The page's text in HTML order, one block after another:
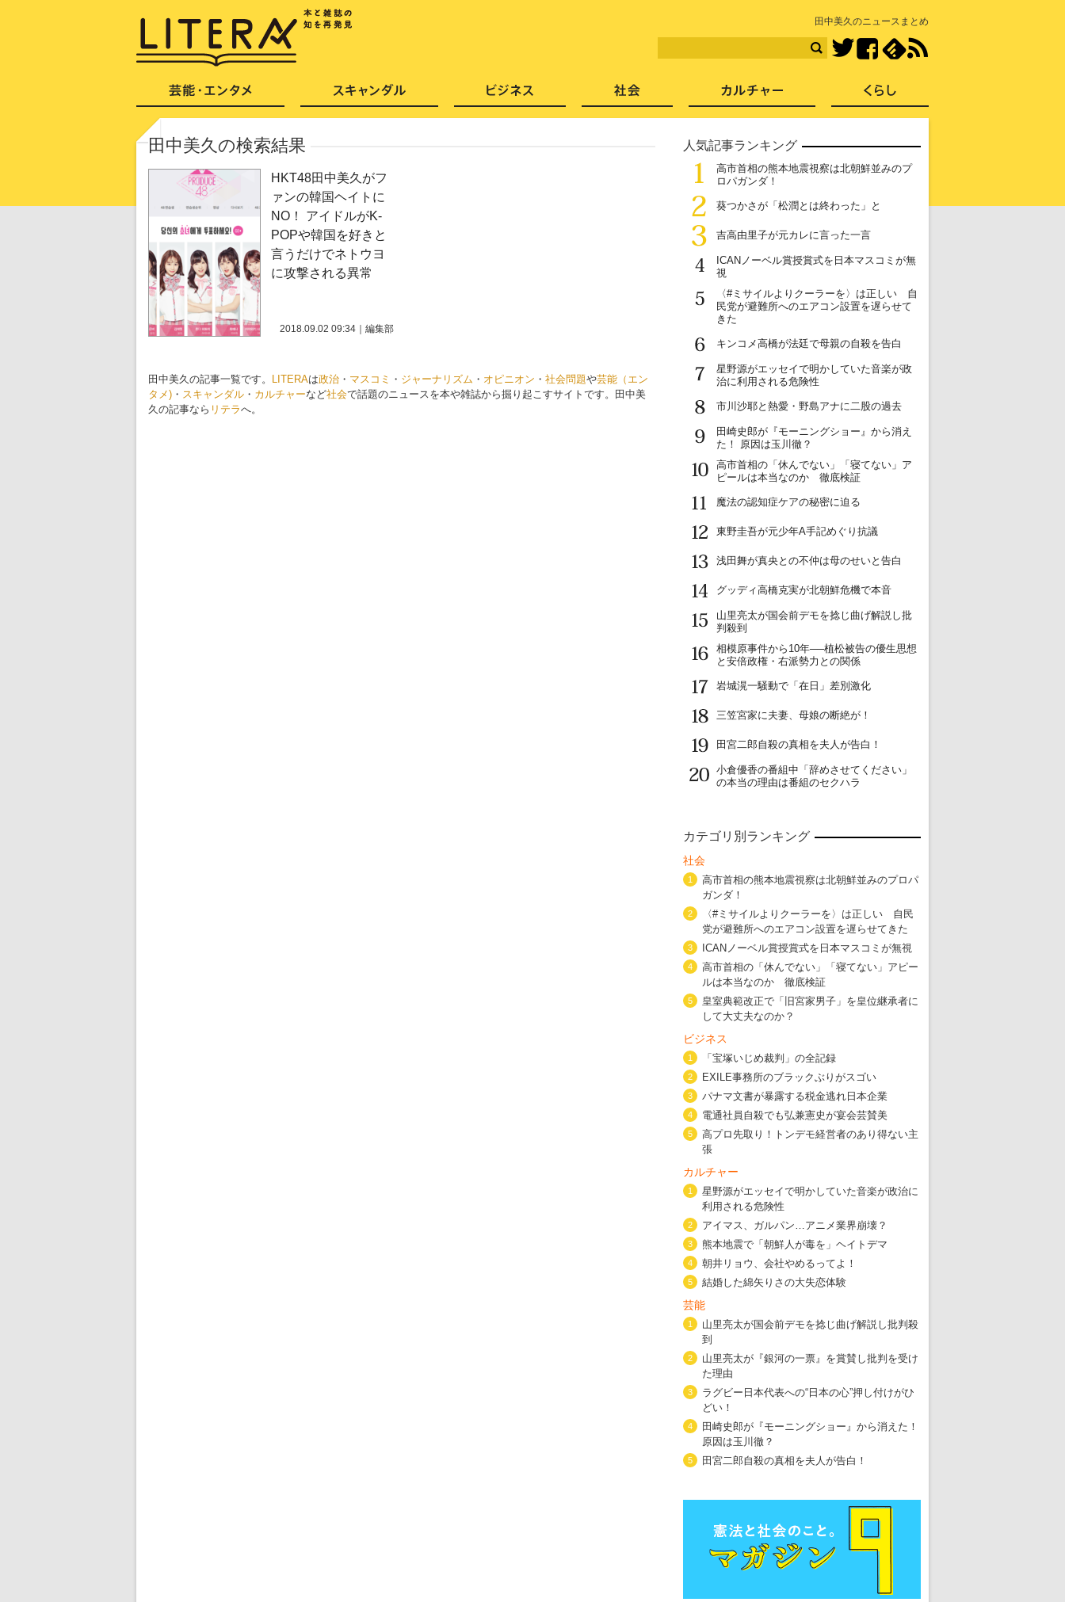
田中美久のニュースまとめ
TwitterFacebook
田中美久の検索結果
HKT48田中美久がフ
ァンの韓国ヘイトに
NO！ アイドルがK-
POPや韓国を好きと
言うだけでネトウヨ
に攻撃される異常
2018.09.02 09:34 編集部
田中美久の記事一覧です。 LITERAは政治 ・ マスコミ ・ ジャーナリズム ・ オピニオン ・ 社会問題や芸能（エン
タメ) ・ スキャンダル ・ カルチャーなど社会で話題のニュースを本や雑誌から掘り起こすサイトです。田中美
久の記事なら リテラへ。
人気記事ランキング
1
高市首相の熊本地震視察は北朝鮮並みのプ
ロパガンダ！
2
葵つかさが「松潤とは終わった」と
3
吉高由里子が元カレに言った一言
4
ICANノーベル賞授賞式を日本マスコミが無
視
5
〈#ミサイルよりクーラーを〉は正しい 自
民党が避難所へのエアコン設置を遅らせて
きた
6
キンコメ高橋が法廷で母親の自殺を告白
7
星野源がエッセイで明かしていた音楽が政
治に利用される危険性
8
市川沙耶と熱愛・野島アナに二股の過去
9
田崎史郎が『モーニングショー』から消え
た！ 原因は玉川徹？
10
高市首相の「休んでない」「寝てない」ア
ピールは本当なのか 徹底検証
11
魔法の認知症ケアの秘密に迫る
12
東野圭吾が元少年A手記めぐり抗議
13
浅田舞が真央との不仲は母のせいと告白
14
グッディ高橋克実が北朝鮮危機で本音
15
山里亮太が国会前デモを捻じ曲げ解説し批
判殺到
16
相模原事件から10年──植松被告の優生思想
と安倍政権・右派勢力との関係
17
岩城滉一騒動で「在日」差別激化
18
三笠宮家に夫妻、母娘の断絶が！
19
田宮二郎自殺の真相を夫人が告白！
20
小倉優香の番組中「辞めさせてください」
の本当の理由は番組のセクハラ
カテゴリ別ランキング
社会
1
高市首相の熊本地震視察は北朝鮮並みのプロパ
ガンダ！
2
〈#ミサイルよりクーラーを〉は正しい 自民
党が避難所へのエアコン設置を遅らせてきた
3 ICANノーベル賞授賞式を日本マスコミが無視
4
高市首相の「休んでない」「寝てない」アピー
ルは本当なのか 徹底検証
5
皇室典範改正で「旧宮家男子」を皇位継承者に
して大丈夫なのか？
ビジネス
1 「宝塚いじめ裁判」の全記録
2 EXILE事務所のブラックぶりがスゴい
3 パナマ文書が暴露する税金逃れ日本企業
4 電通社員自殺でも弘兼憲史が宴会芸賛美
5
高プロ先取り！トンデモ経営者のあり得ない主
張
カルチャー
1
星野源がエッセイで明かしていた音楽が政治に
利用される危険性
2 アイマス、ガルパン…アニメ業界崩壊？
3 熊本地震で「朝鮮人が毒を」ヘイトデマ
4 朝井リョウ、会社やめるってよ！
5 結婚した綿矢りさの大失恋体験
芸能
1
山里亮太が国会前デモを捻じ曲げ解説し批判殺
到
2
山里亮太が『銀河の一票』を賞賛し批判を受け
た理由
3
ラグビー日本代表への“日本の心”押し付けがひ
どい！
4
田崎史郎が『モーニングショー』から消えた！
原因は玉川徹？
5 田宮二郎自殺の真相を夫人が告白！
芸能・エンタメ スキャンダル 社会